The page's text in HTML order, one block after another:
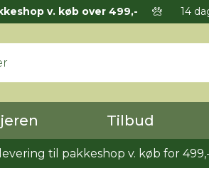
v. køb over 499,- 14
Tilbud
til pakkeshop v. køb for